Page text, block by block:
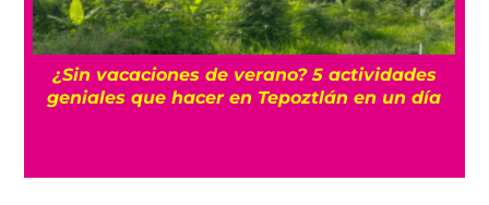
¿Sin vacaciones de verano? 5 actividades
geniales que hacer en Tepoztlán en un día